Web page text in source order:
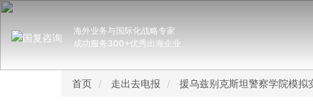
海外业务与国际化战略专家
成功服务300+优秀出海企业
首页 走出去电报 援乌兹别克斯坦警察学院模拟